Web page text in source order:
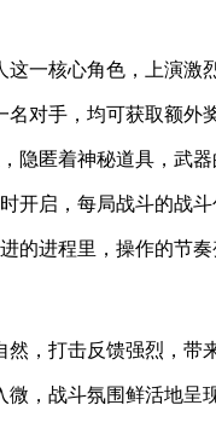
这一核心角色，上演激
名对手，均可获取额外
隐匿着神秘道具，武
开启，每局战斗的战
的进程里，操作的节
然，打击反馈强烈，带
微，战斗氛围鲜活地呈